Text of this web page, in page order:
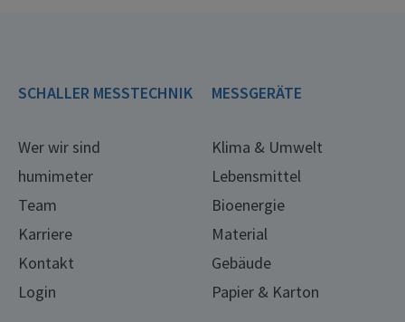
SCHALLER MESSTECHNIK
Wer wir sind
humimeter
Team
Karriere
Kontakt
Login
MESSGERÄTE
Klima & Umwelt
Lebensmittel
Bioenergie
Material
Gebäude
Papier & Karton